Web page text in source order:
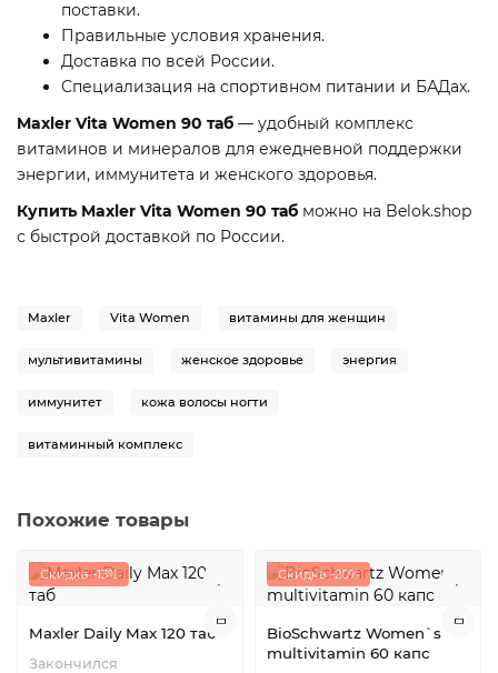
поставки.
Правильные условия хранения.
Доставка по всей России.
Специализация на спортивном питании и БАДах.
Maxler Vita Women 90 таб — удобный комплекс
витаминов и минералов для ежедневной поддержки
энергии, иммунитета и женского здоровья.
Купить Maxler Vita Women 90 таб можно на Belok.shop
с быстрой доставкой по России.
Maxler Vita Women витамины для женщин
мультивитамины женское здоровье энергия
иммунитет кожа волосы ногти
витаминный комплекс
Похожие товары
Скидка -13%
Maxler Daily Max 120 таб
Закончился
Скидка -20%
BioSchwartz Women`s
multivitamin 60 капс